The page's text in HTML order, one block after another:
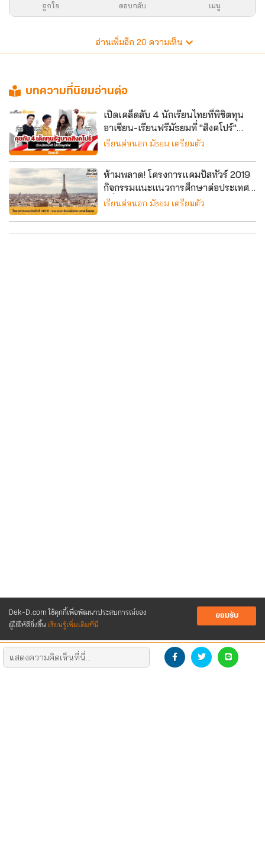
Dek-D.com ใช้คุกกี้เพื่อพัฒนาประสบการณ์ของ
ผู้ใช้ให้ดียิ่งขึ้น เรียนรู้เพิ่มเติมที่นี่
ยอมรับ
ถูกใจ ตอบกลับ เมนู
อ่านเพิ่มอีก 20 ความเห็น
บทความที่นิยมอ่านต่อ
เปิดเคล็ดลับ 4 นักเรียนไทยที่พิชิตทุน
อาเซียน-เรียนฟรีมัธยมที่ "สิงคโปร์"
(+รีวิวชีวิตหลังติดทุน)
เรียนต่อนอก มัธยม เตรียมตัว
ห้ามพลาด! โครงการแคมปัสทัวร์ 2019
กิจกรรมแนะแนวการศึกษาต่อประเทศ
ฝรั่งเศส
เรียนต่อนอก มัธยม เตรียมตัว